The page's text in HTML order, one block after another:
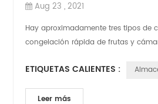
Aug 23 , 2021
Hay aproximadamente tres tipos de
congelación rápida de frutas y
ETIQUETAS CALIENTES :
Leer más